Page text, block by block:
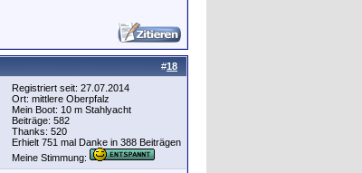
#18
Registriert seit: 27.07.2014
Ort: mittlere Oberpfalz
Mein Boot: 10 m Stahlyacht
Beiträge: 582
Thanks: 520
Erhielt 751 mal Danke in 388 Beiträgen
Meine Stimmung: